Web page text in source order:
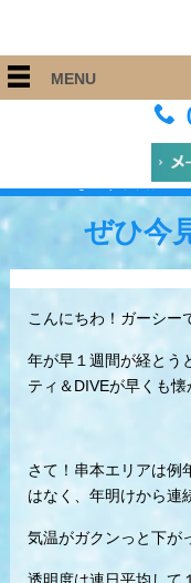
MENU
ARK Diving Shop 串本店 >
ぜひ今
こんにちわ！ガーシー
年が早１週間が経とう
ティ＆DIVEが早くも懐
さて！串本エリアは例
はなく、年明けから連
気温がガクンっと下が